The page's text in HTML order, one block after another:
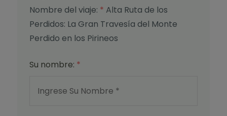
Nombre del viaje: * Alta Ruta de los
Perdidos: La Gran Travesía del Monte
Perdido en los Pirineos
Su nombre: *